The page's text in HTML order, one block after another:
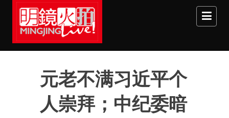
Skip to main content
元老不满习近平个
人崇拜；中纪委暗